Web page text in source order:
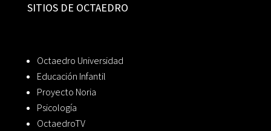
SITIOS DE OCTAEDRO
Octaedro Universidad
Educación Infantil
Proyecto Noria
Psicología
OctaedroTV